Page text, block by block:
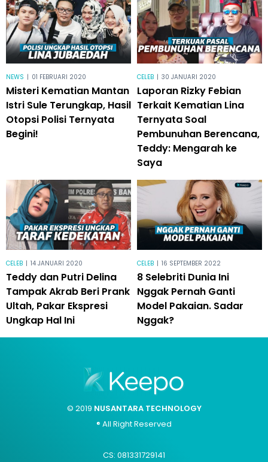
NEWS | 01 FEBRUARI 2020
Misteri Kematian Mantan
Istri Sule Terungkap, Hasil
Otopsi Polisi Ternyata
Begini!
CELEB | 30 JANUARI 2020
Laporan Rizky Febian
Terkait Kematian Lina
Ternyata Soal
Pembunuhan Berencana,
Teddy: Mengarah ke
Saya
CELEB | 14 JANUARI 2020
Teddy dan Putri Delina
Tampak Akrab Beri Prank
Ultah, Pakar Ekspresi
Ungkap Hal Ini
CELEB | 16 SEPTEMBER 2022
8 Selebriti Dunia Ini
Nggak Pernah Ganti
Model Pakaian. Sadar
Nggak?
© 2019 NUSANTARA TECHNOLOGY
® All Right Reserved
CS: 081331729141